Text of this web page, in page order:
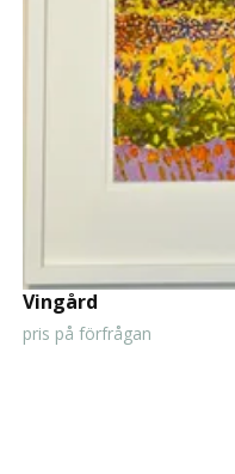
Vingård
pris på förfrågan